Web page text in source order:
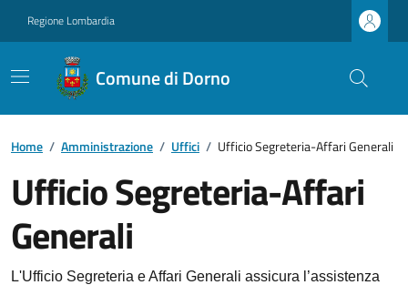
Regione Lombardia
Comune di Dorno
Home / Amministrazione / Uffici / Ufficio Segreteria-Affari Generali
Ufficio Segreteria-Affari
Generali
L'Ufficio Segreteria e Affari Generali assicura l’assistenza